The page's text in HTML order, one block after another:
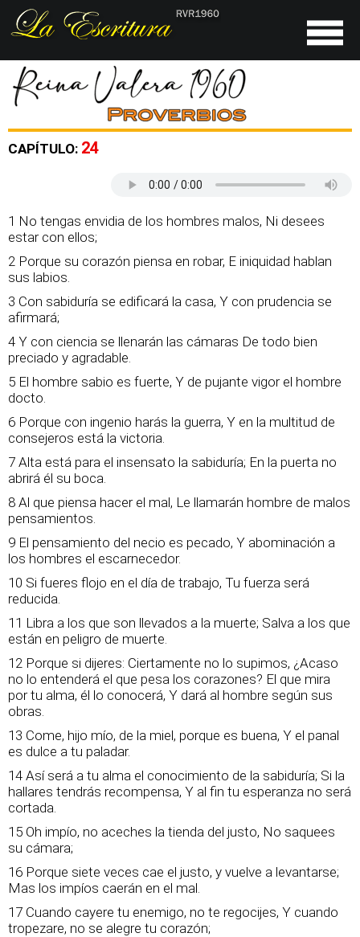
CAPÍTULO: 24
1 No tengas envidia de los hombres malos, Ni desees
estar con ellos;
2 Porque su corazón piensa en robar, E iniquidad hablan
sus labios.
3 Con sabiduría se edificará la casa, Y con prudencia se
afirmará;
4 Y con ciencia se llenarán las cámaras De todo bien
preciado y agradable.
5 El hombre sabio es fuerte, Y de pujante vigor el hombre
docto.
6 Porque con ingenio harás la guerra, Y en la multitud de
consejeros está la victoria.
7 Alta está para el insensato la sabiduría; En la puerta no
abrirá él su boca.
8 Al que piensa hacer el mal, Le llamarán hombre de malos
pensamientos.
9 El pensamiento del necio es pecado, Y abominación a
los hombres el escarnecedor.
10 Si fueres flojo en el día de trabajo, Tu fuerza será
reducida.
11 Libra a los que son llevados a la muerte; Salva a los que
están en peligro de muerte.
12 Porque si dijeres: Ciertamente no lo supimos, ¿Acaso
no lo entenderá el que pesa los corazones? El que mira
por tu alma, él lo conocerá, Y dará al hombre según sus
obras.
13 Come, hijo mío, de la miel, porque es buena, Y el panal
es dulce a tu paladar.
14 Así será a tu alma el conocimiento de la sabiduría; Si la
hallares tendrás recompensa, Y al fin tu esperanza no será
cortada.
15 Oh impío, no aceches la tienda del justo, No saquees
su cámara;
16 Porque siete veces cae el justo, y vuelve a levantarse;
Mas los impíos caerán en el mal.
17 Cuando cayere tu enemigo, no te regocijes, Y cuando
tropezare, no se alegre tu corazón;